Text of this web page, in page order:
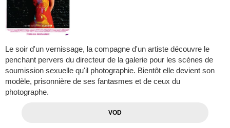
Le soir d'un vernissage, la compagne d'un artiste découvre le
penchant pervers du directeur de la galerie pour les scènes de
soumission sexuelle qu'il photographie. Bientôt elle devient son
modèle, prisonnière de ses fantasmes et de ceux du
photographe.
VOD